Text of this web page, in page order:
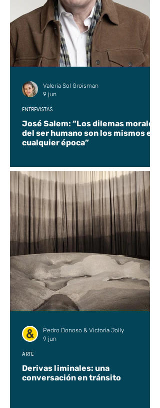
José Salem: “Los dilemas morales
del ser humano son los mismos en
cualquier época”
ENTREVISTAS
Valeria Sol Groisman
9 jun
Derivas liminales: una
conversación en tránsito
ARTE
Pedro Donoso & Victoria Jolly
9 jun